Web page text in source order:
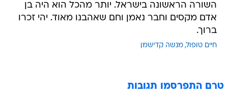
השורה הראשונה בישראל. יותר מהכל הוא היה בן
אדם מקסים וחבר נאמן וחם שאהבנו מאוד. יהי זכרו
ברוך.
חיים טופול מנשה קדישמן
טרם התפרסמו תגובות